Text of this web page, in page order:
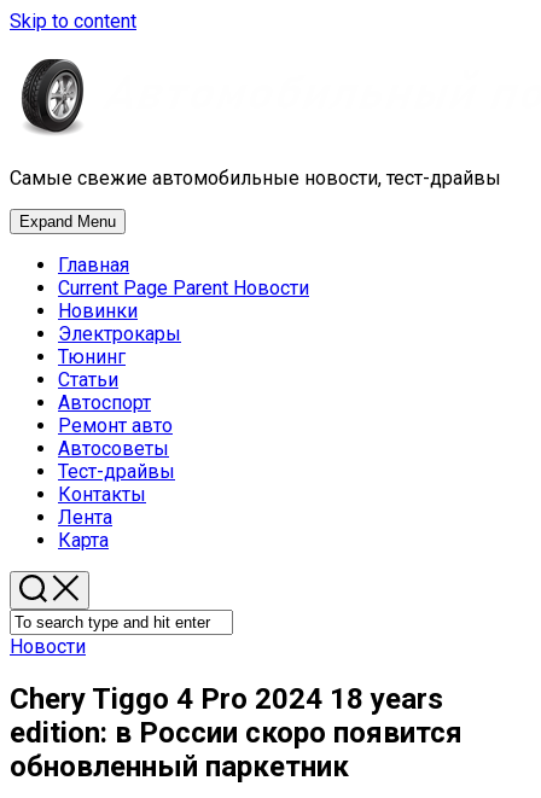
Skip to content
Самые свежие автомобильные новости, тест-драйвы
Expand Menu
Главная
Current Page Parent Новости
Новинки
Электрокары
Тюнинг
Статьи
Автоспорт
Ремонт авто
Автосоветы
Тест-драйвы
Контакты
Лента
Карта
Новости
Chery Tiggo 4 Pro 2024 18 years
edition: в России скоро появится
обновленный паркетник